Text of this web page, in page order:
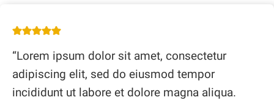
“Lorem ipsum dolor sit amet, consectetur
adipiscing elit, sed do eiusmod tempor
incididunt ut labore et dolore magna aliqua.